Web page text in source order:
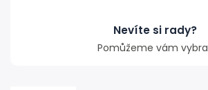
Nevíte si rady?
Pomůžeme vám